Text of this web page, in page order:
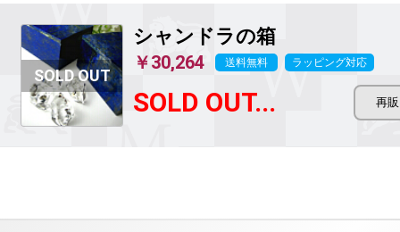
シャンドラの箱
￥30,264 送料無料 ラッピング対応
SOLD OUT...